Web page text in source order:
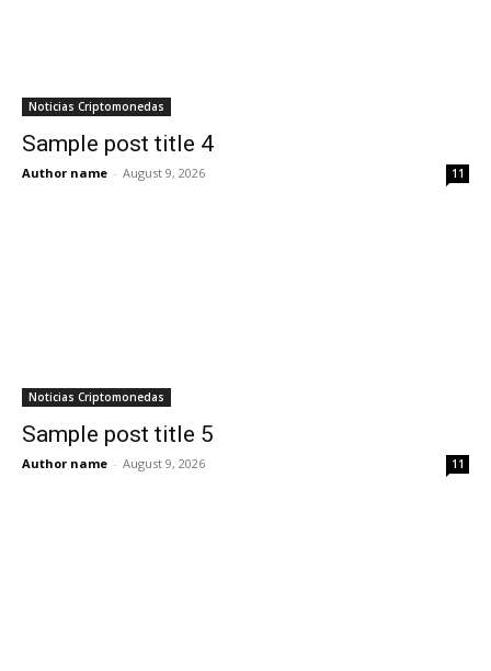
Noticias Criptomonedas
Sample post title 4
Author name - August 9, 2026 11
Noticias Criptomonedas
Sample post title 5
Author name - August 9, 2026 11